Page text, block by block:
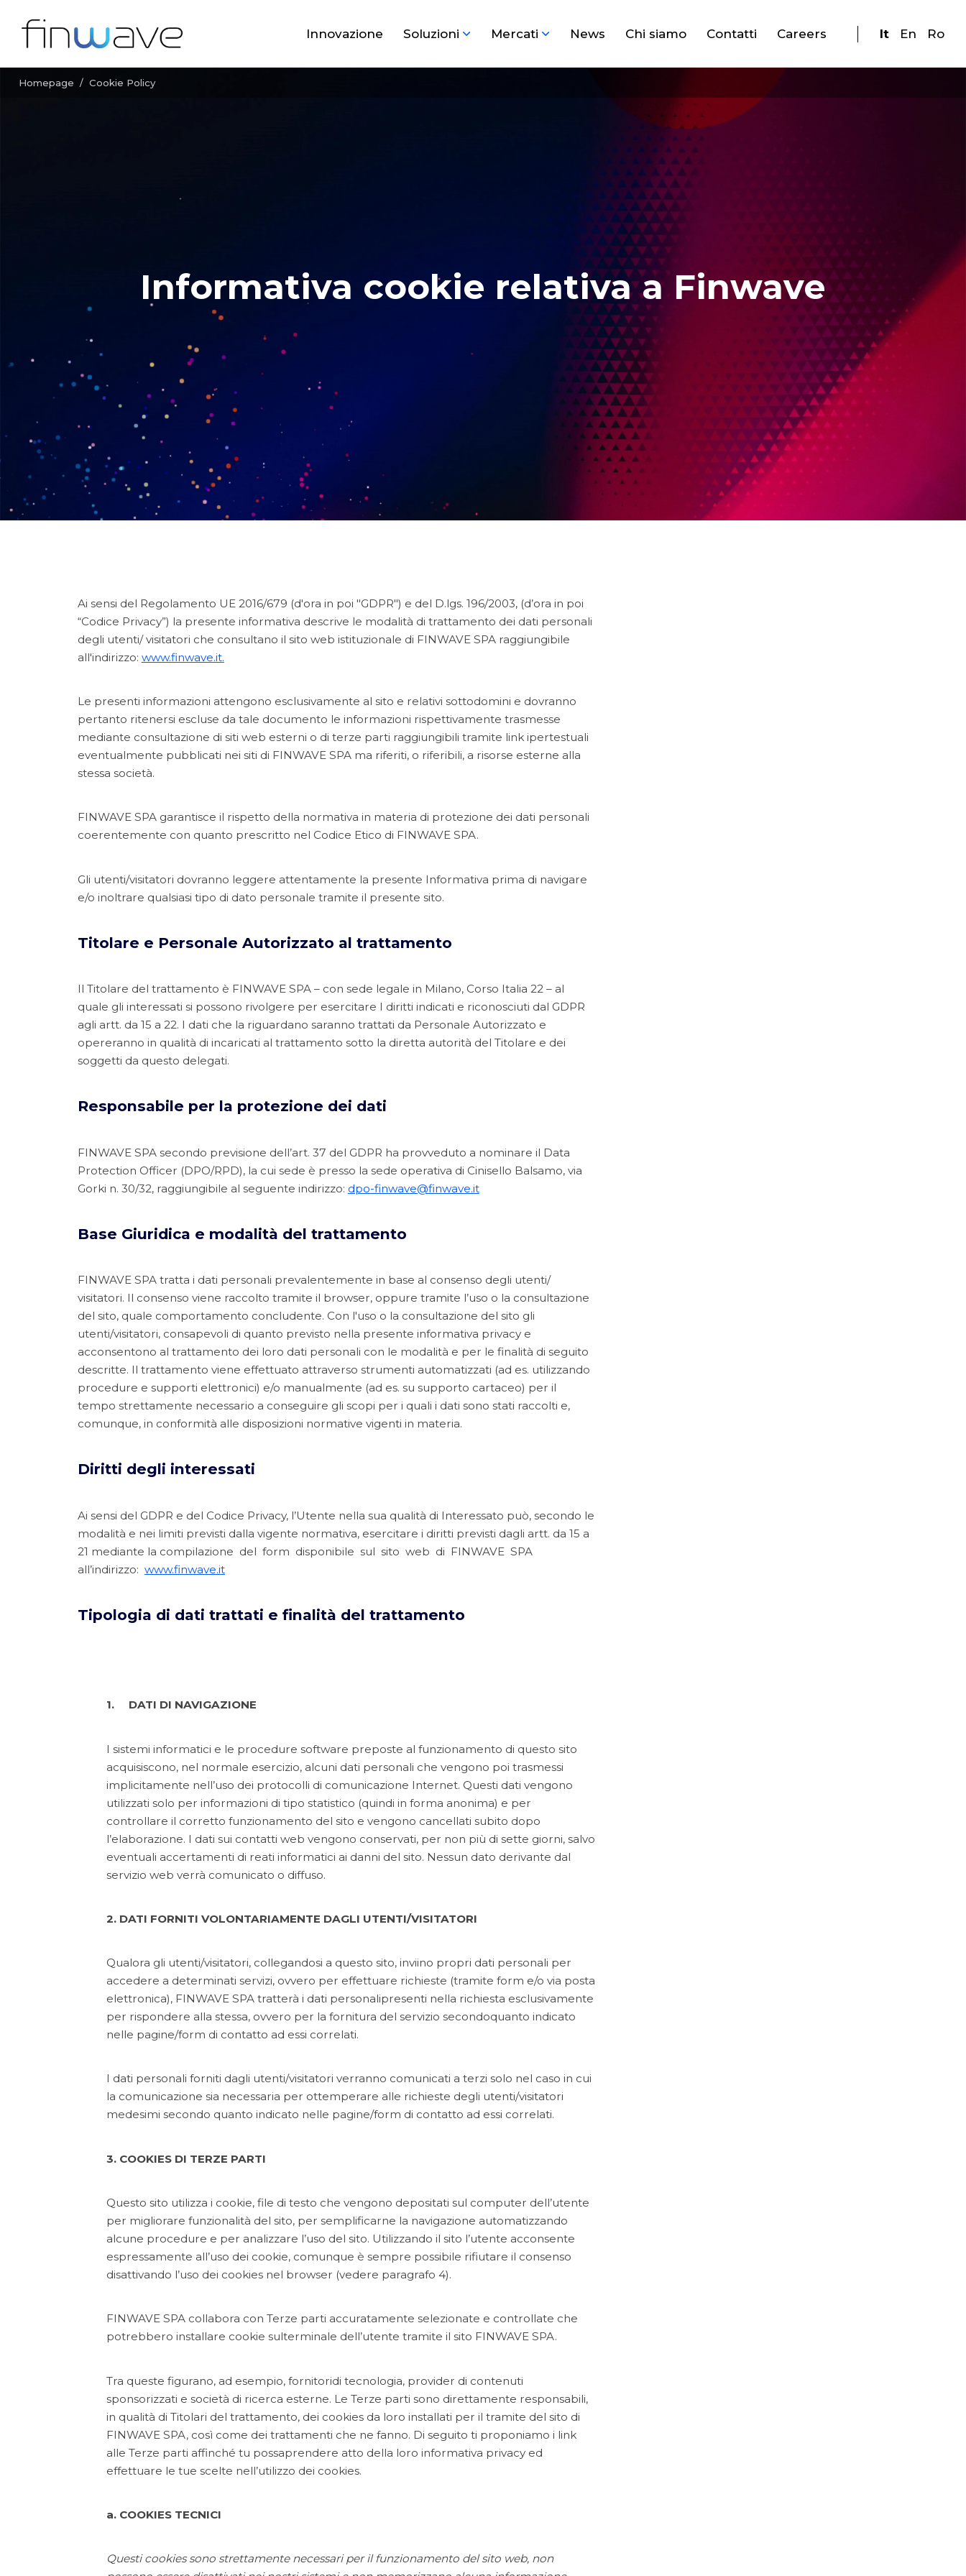
Innovazione Soluzioni Mercati News Chi siamo Contatti Careers It En Ro
Homepage / Cookie Policy
Informativa cookie relativa a Finwave
Ai sensi del Regolamento UE 2016/679 (d'ora in poi "GDPR") e del D.lgs. 196/2003, (d’ora in poi
“Codice Privacy”) la presente informativa descrive le modalità di trattamento dei dati personali
degli utenti/ visitatori che consultano il sito web istituzionale di FINWAVE SPA raggiungibile
all'indirizzo: www.finwave.it.
Le presenti informazioni attengono esclusivamente al sito e relativi sottodomini e dovranno
pertanto ritenersi escluse da tale documento le informazioni rispettivamente trasmesse
mediante consultazione di siti web esterni o di terze parti raggiungibili tramite link ipertestuali
eventualmente pubblicati nei siti di FINWAVE SPA ma riferiti, o riferibili, a risorse esterne alla
stessa società.
FINWAVE SPA garantisce il rispetto della normativa in materia di protezione dei dati personali
coerentemente con quanto prescritto nel Codice Etico di FINWAVE SPA.
Gli utenti/visitatori dovranno leggere attentamente la presente Informativa prima di navigare
e/o inoltrare qualsiasi tipo di dato personale tramite il presente sito.
Titolare e Personale Autorizzato al trattamento
Il Titolare del trattamento è FINWAVE SPA – con sede legale in Milano, Corso Italia 22 – al
quale gli interessati si possono rivolgere per esercitare I diritti indicati e riconosciuti dal GDPR
agli artt. da 15 a 22. I dati che la riguardano saranno trattati da Personale Autorizzato e
opereranno in qualità di incaricati al trattamento sotto la diretta autorità del Titolare e dei
soggetti da questo delegati.
Responsabile per la protezione dei dati
FINWAVE SPA secondo previsione dell’art. 37 del GDPR ha provveduto a nominare il Data
Protection Officer (DPO/RPD), la cui sede è presso la sede operativa di Cinisello Balsamo, via
Gorki n. 30/32, raggiungibile al seguente indirizzo: dpo-finwave@finwave.it
Base Giuridica e modalità del trattamento
FINWAVE SPA tratta i dati personali prevalentemente in base al consenso degli utenti/
visitatori. Il consenso viene raccolto tramite il browser, oppure tramite l’uso o la consultazione
del sito, quale comportamento concludente. Con l'uso o la consultazione del sito gli
utenti/visitatori, consapevoli di quanto previsto nella presente informativa privacy e
acconsentono al trattamento dei loro dati personali con le modalità e per le finalità di seguito
descritte. Il trattamento viene effettuato attraverso strumenti automatizzati (ad es. utilizzando
procedure e supporti elettronici) e/o manualmente (ad es. su supporto cartaceo) per il
tempo strettamente necessario a conseguire gli scopi per i quali i dati sono stati raccolti e,
comunque, in conformità alle disposizioni normative vigenti in materia.
Diritti degli interessati
Ai sensi del GDPR e del Codice Privacy, l’Utente nella sua qualità di Interessato può, secondo le
modalità e nei limiti previsti dalla vigente normativa, esercitare i diritti previsti dagli artt. da 15 a
21 mediante la compilazione del form disponibile sul sito web di FINWAVE SPA
all’indirizzo: www.finwave.it
Tipologia di dati trattati e finalità del trattamento
1. DATI DI NAVIGAZIONE
I sistemi informatici e le procedure software preposte al funzionamento di questo sito
acquisiscono, nel normale esercizio, alcuni dati personali che vengono poi trasmessi
implicitamente nell’uso dei protocolli di comunicazione Internet. Questi dati vengono
utilizzati solo per informazioni di tipo statistico (quindi in forma anonima) e per
controllare il corretto funzionamento del sito e vengono cancellati subito dopo
l’elaborazione. I dati sui contatti web vengono conservati, per non più di sette giorni, salvo
eventuali accertamenti di reati informatici ai danni del sito. Nessun dato derivante dal
servizio web verrà comunicato o diffuso.
2. DATI FORNITI VOLONTARIAMENTE DAGLI UTENTI/VISITATORI
Qualora gli utenti/visitatori, collegandosi a questo sito, inviino propri dati personali per
accedere a determinati servizi, ovvero per effettuare richieste (tramite form e/o via posta
elettronica), FINWAVE SPA tratterà i dati personalipresenti nella richiesta esclusivamente
per rispondere alla stessa, ovvero per la fornitura del servizio secondoquanto indicato
nelle pagine/form di contatto ad essi correlati.
I dati personali forniti dagli utenti/visitatori verranno comunicati a terzi solo nel caso in cui
la comunicazione sia necessaria per ottemperare alle richieste degli utenti/visitatori
medesimi secondo quanto indicato nelle pagine/form di contatto ad essi correlati.
3. COOKIES DI TERZE PARTI
Questo sito utilizza i cookie, file di testo che vengono depositati sul computer dell’utente
per migliorare funzionalità del sito, per semplificarne la navigazione automatizzando
alcune procedure e per analizzare l’uso del sito. Utilizzando il sito l’utente acconsente
espressamente all’uso dei cookie, comunque è sempre possibile rifiutare il consenso
disattivando l’uso dei cookies nel browser (vedere paragrafo 4).
FINWAVE SPA collabora con Terze parti accuratamente selezionate e controllate che
potrebbero installare cookie sulterminale dell’utente tramite il sito FINWAVE SPA.
Tra queste figurano, ad esempio, fornitoridi tecnologia, provider di contenuti
sponsorizzati e società di ricerca esterne. Le Terze parti sono direttamente responsabili,
in qualità di Titolari del trattamento, dei cookies da loro installati per il tramite del sito di
FINWAVE SPA, così come dei trattamenti che ne fanno. Di seguito ti proponiamo i link
alle Terze parti affinché tu possaprendere atto della loro informativa privacy ed
effettuare le tue scelte nell’utilizzo dei cookies.
a. COOKIES TECNICI
Questi cookies sono strettamente necessari per il funzionamento del sito web, non